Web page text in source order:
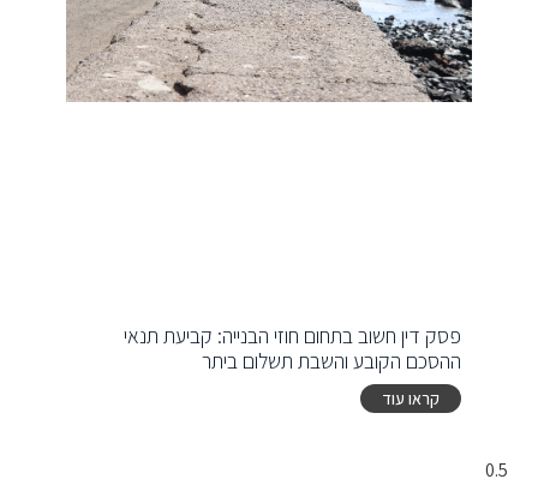
פסק דין חשוב בתחום חוזי הבנייה: קביעת תנאי
ההסכם הקובע והשבת תשלום ביתר
קראו עוד